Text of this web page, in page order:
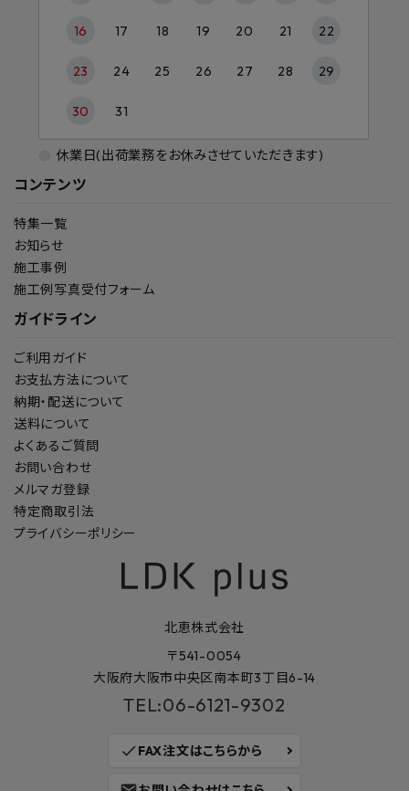
コンテンツ
特集一覧
お知らせ
施工事例
施工例写真受付フォーム
ガイドライン
ご利用ガイド
お支払方法について
納期・配送について
送料について
よくあるご質問
お問い合わせ
メルマガ登録
特定商取引法
プライバシーポリシー
16 17 18 19 20 21 22
23 24 25 26 27 28 29
30 31
休業日(出荷業務をお休みさせていただきます)
北恵株式会社
〒541-0054
大阪府大阪市中央区南本町3丁目6-14
TEL:06-6121-9302
check FAX注文はこちらから